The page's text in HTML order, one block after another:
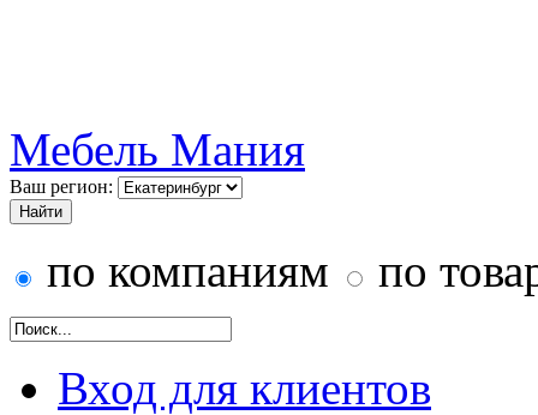
Мебель Мания
Ваш регион:
по компаниям по
Вход для клиентов